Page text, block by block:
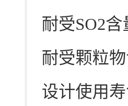
耐受SO2含
耐受颗粒
设计使用